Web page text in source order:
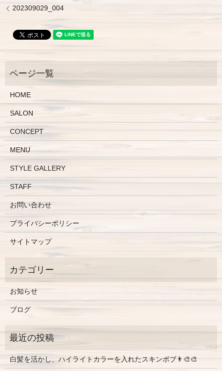
202309029_004
HOME
SALON
CONCEPT
MENU
STYLE GALLERY
STAFF
お問い合わせ
プライバシーポリシー
サイトマップ
お知らせ
ブログ
白髪を活かし、ハイライトカラーを入れたスキンボブ👨‍🎨🎨